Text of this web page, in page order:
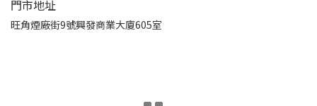
門市地址
旺角煙廠街9號興發商業大廈605室